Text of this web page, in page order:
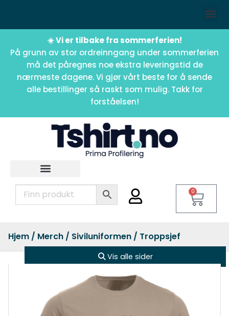
☀️ Vi er tilbake fra sommerferien!
På grunn av stor ordreinngang under sommerferien
må det påregnes noe ekstra leveringstid de
nærmeste dagene. Vi gjør vårt beste for å sende
alle bestillinger så raskt som mulig. Takk for
forståelsen!
0
Hjem / Merch / Siviluniformen / Troppsjef
Vis alle sider